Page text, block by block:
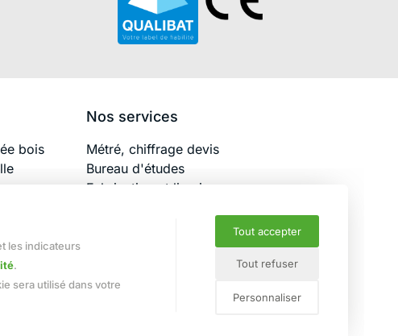
bois
Nos services
Métré, chiffrage devis
Bureau d'études
Fabrication et livraison
les indicateurs
.
sera utilisé dans votre
Tout accepter
Tout refuser
Personnaliser